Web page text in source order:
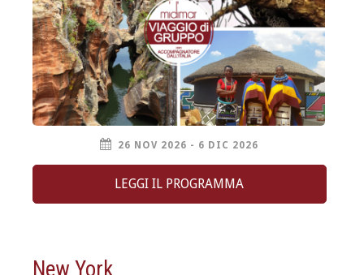
26 NOV 2026 - 6 DIC 2026
LEGGI IL PROGRAMMA
New York